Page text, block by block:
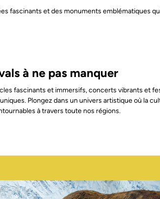
fascinants et des monuments emblématiques
à ne pas manquer
fascinants et immersifs, concerts vibrants et
Plongez dans un univers artistique où la
à travers toute nos régions.